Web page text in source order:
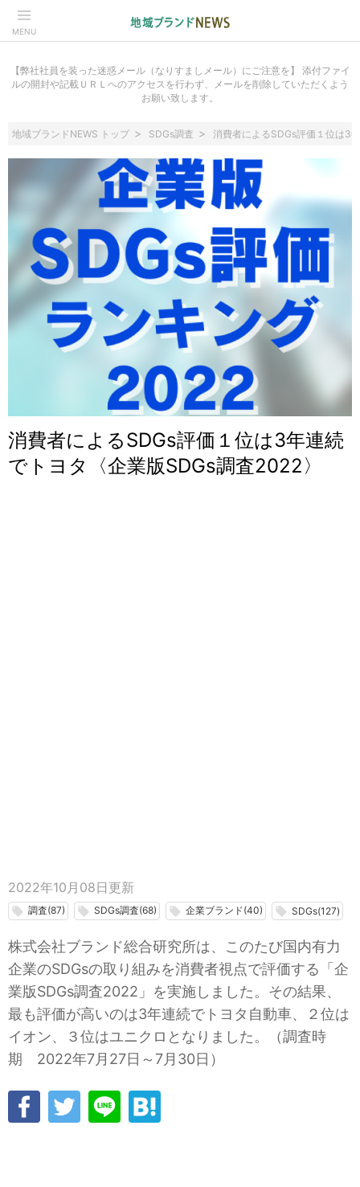
MENU
【弊社社員を装った迷惑メール（なりすましメール）にご注意を】 添付ファイ
ルの開封や記載ＵＲＬへのアクセスを行わず、メールを削除していただくよう
お願い致します。
地域ブランドNEWS トップ SDGs調査 消費者によるSDGs評価１位は3
消費者によるSDGs評価１位は3年連続
でトヨタ〈企業版SDGs調査2022〉
2022年10月08日 更新
local_offer 調査(87) local_offer SDGs調査(68) local_offer 企業ブランド(40) local_offer SDGs(127)
株式会社ブランド総合研究所は、このたび国内有力
企業のSDGsの取り組みを消費者視点で評価する「企
業版SDGs調査2022」を実施しました。その結果、
最も評価が高いのは3年連続でトヨタ自動車、２位は
イオン、３位はユニクロとなりました。（調査時
期 2022年7月27日～7月30日）